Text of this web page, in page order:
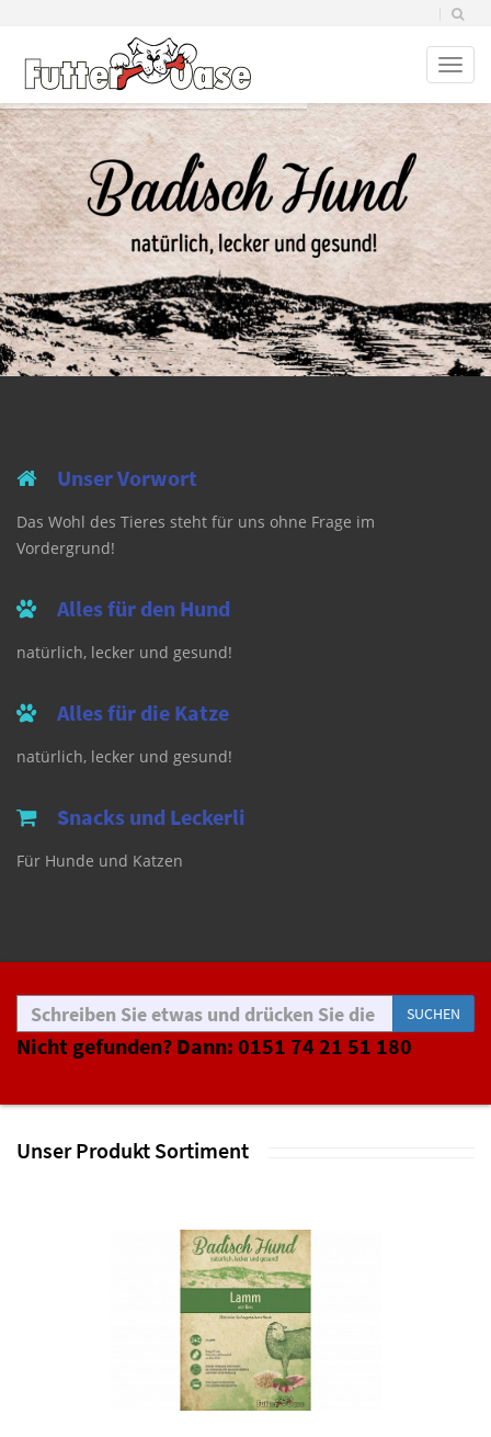
Unser Vorwort
Das Wohl des Tieres steht für uns ohne Frage im
Vordergrund!
Alles für den Hund
natürlich, lecker und gesund!
Alles für die Katze
natürlich, lecker und gesund!
Snacks und Leckerli
Für Hunde und Katzen
SUCHEN
Nicht gefunden? Dann: 0151 74 21 51 180
Unser Produkt Sortiment